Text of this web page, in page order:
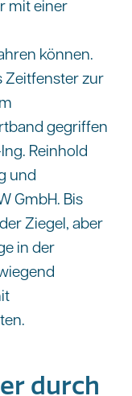
mit einer
können.
Zeitfenster zur
gegriffen
Reinhold
und
GmbH. Bis
Ziegel, aber
in der
durch